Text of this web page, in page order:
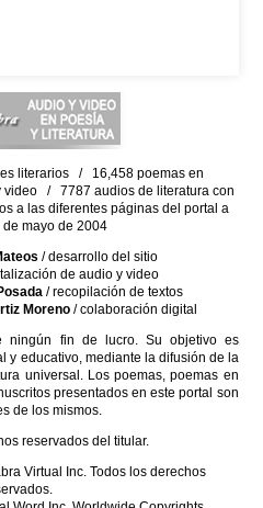
literarios / 16,458 poemas en
/ 7787 audios de literatura con
a las diferentes páginas del portal a
mayo de 2004
/ desarrollo del sitio
de audio y video
/ recopilación de textos
Moreno/ colaboración digital
ningún fin de lucro. Su objetivo es
y educativo, mediante la difusión de la
universal. Los poemas, poemas en
presentados en este portal son
de los mismos.
reservados del titular.
Virtual Inc. Todos los derechos